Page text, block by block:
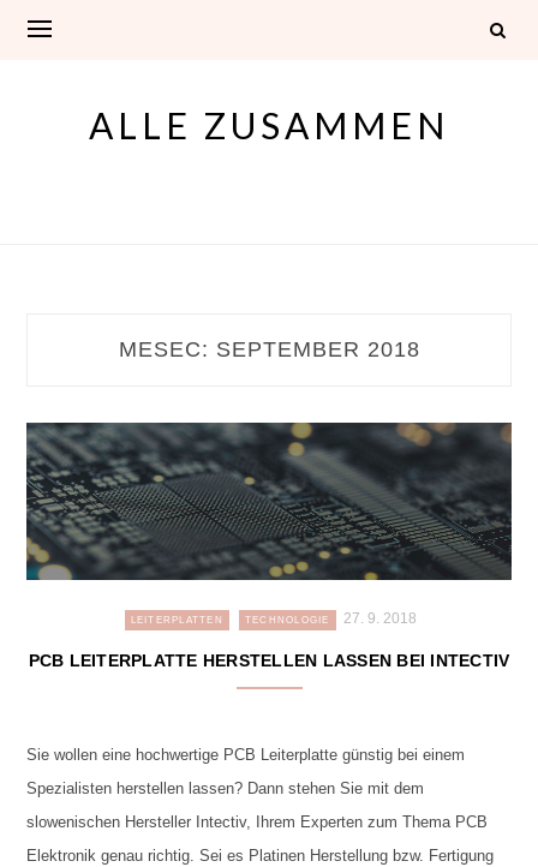
ALLE ZUSAMMEN
MESEC: SEPTEMBER 2018
LEITERPLATTEN TECHNOLOGIE 27. 9. 2018
PCB LEITERPLATTE HERSTELLEN LASSEN BEI INTECTIV
Sie wollen eine hochwertige PCB Leiterplatte günstig bei einem
Spezialisten herstellen lassen? Dann stehen Sie mit dem
slowenischen Hersteller Intectiv, Ihrem Experten zum Thema PCB
Elektronik genau richtig. Sei es Platinen Herstellung bzw. Fertigung